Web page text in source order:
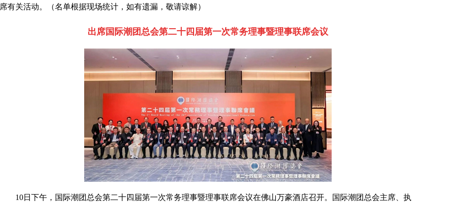
席有关活动。（名单根据现场统计，如有遗漏，敬请谅解）
出席国际潮团总会第二十四届第一次常务理事暨理事联席会议
10日下午，国际潮团总会第二十四届第一次常务理事暨理事联席会议在佛山万豪酒店召开。国际潮团总会主席、执